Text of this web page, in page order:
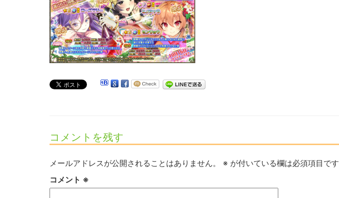
コメントを残す
メールアドレスが公開されることはありません。 ※ が付いている欄は必須項目です
コメント ※